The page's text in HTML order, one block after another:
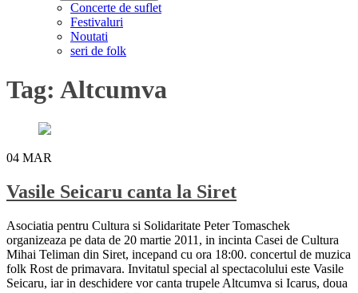
Concerte de suflet
Festivaluri
Noutati
seri de folk
Tag: Altcumva
04 MAR
Vasile Seicaru canta la Siret
Asociatia pentru Cultura si Solidaritate Peter Tomaschek
organizeaza pe data de 20 martie 2011, in incinta Casei de Cultura
Mihai Teliman din Siret, incepand cu ora 18:00. concertul de muzica
folk Rost de primavara. Invitatul special al spectacolului este Vasile
Seicaru, iar in deschidere vor canta trupele Altcumva si Icarus, doua